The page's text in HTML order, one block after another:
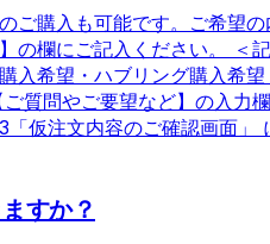
ご購入も可能です。ご希望の
の欄にご記入ください。 ＜記
入希望・ハブリング購入希望
質問やご要望など】の入力欄
仮注文内容のご確認画面」
すか？